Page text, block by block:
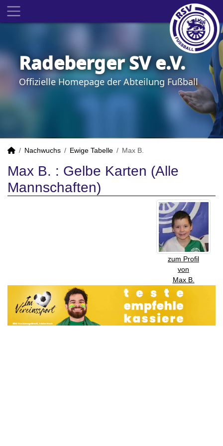
Radeberger SV e.V.
Offizielle Homepage der Abteilung Fußball
Nachwuchs Ewige Tabelle Max B.
Max B. : Gelbe Karten (Alle
Mannschaften)
zum Profil
von
Max B.